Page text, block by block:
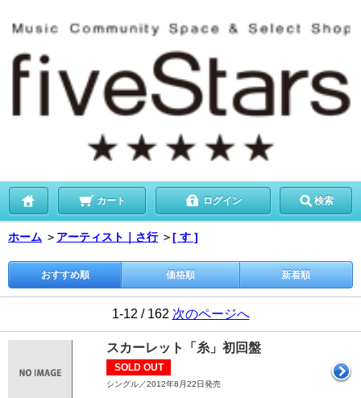
カート ログイン 検索
ホーム ＞ アーティスト｜さ行 ＞[ す ]
おすすめ順 価格順 新着順
1-12 / 162 次のページへ
スカーレット「糸」初回盤
SOLD OUT
シングル／2012年8月22日発売